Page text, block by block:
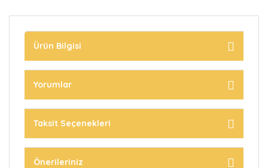
Ürün Bilgisi
Yorumlar
Taksit Seçenekleri
Önerileriniz